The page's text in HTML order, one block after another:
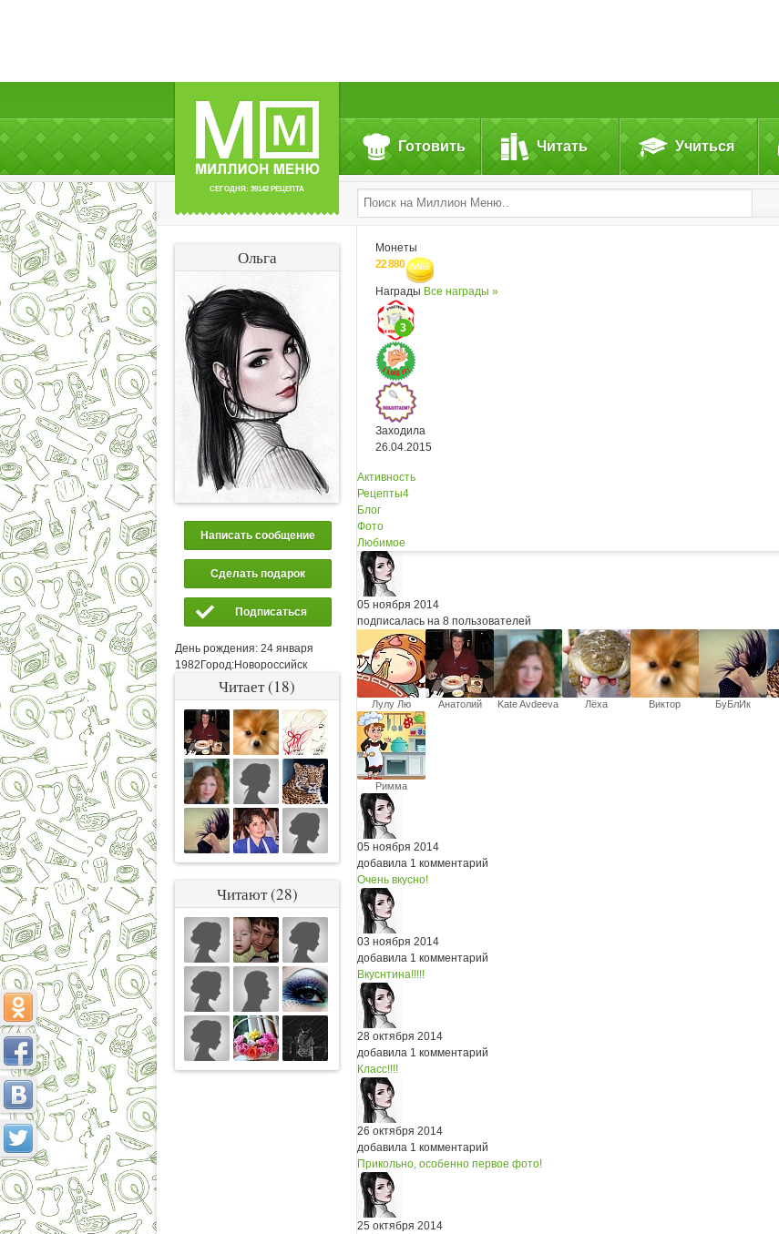
СЕГОДНЯ: 39142 РЕЦЕПТА
Готовить Читать Учиться
Ольга
Написать сообщение
Сделать подарок
Подписаться
День рождения: 24 января
1982 Город:Новороссийск
Читает (18)
Читают (28)
Монеты
22 880
Награды Все награды »
3
Заходила
26.04.2015
Активность
Рецепты4
Блог
Фото
Любимое
05 ноября 2014
подписалась на 8 пользователей
Лулу Лю
Анатолий
Kate Avdeeva Лёха
Виктор
БуБлИк
Римма
05 ноября 2014
добавила 1 комментарий
Очень вкусно!
03 ноября 2014
добавила 1 комментарий
Вкуснтина!!!!!
28 октября 2014
добавила 1 комментарий
Класс!!!!
26 октября 2014
добавила 1 комментарий
Прикольно, особенно первое фото!
25 октября 2014